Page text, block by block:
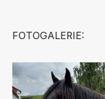
FOTOGALERIE: